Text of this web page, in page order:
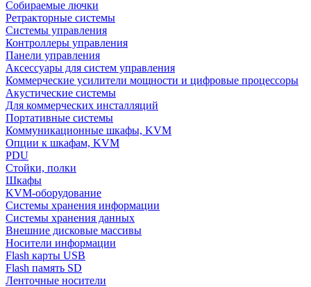
Собираемые лючки
Ретракторные системы
Системы управления
Контроллеры управления
Панели управления
Аксессуары для систем управления
Коммерческие усилители мощности и цифровые процессоры
Акустические системы
Для коммерческих инсталляций
Портативные системы
Коммуникационные шкафы, KVM
Опции к шкафам, KVM
PDU
Стойки, полки
Шкафы
KVM-оборудование
Системы хранения информации
Системы хранения данных
Внешние дисковые массивы
Носители информации
Flash карты USB
Flash память SD
Ленточные носители